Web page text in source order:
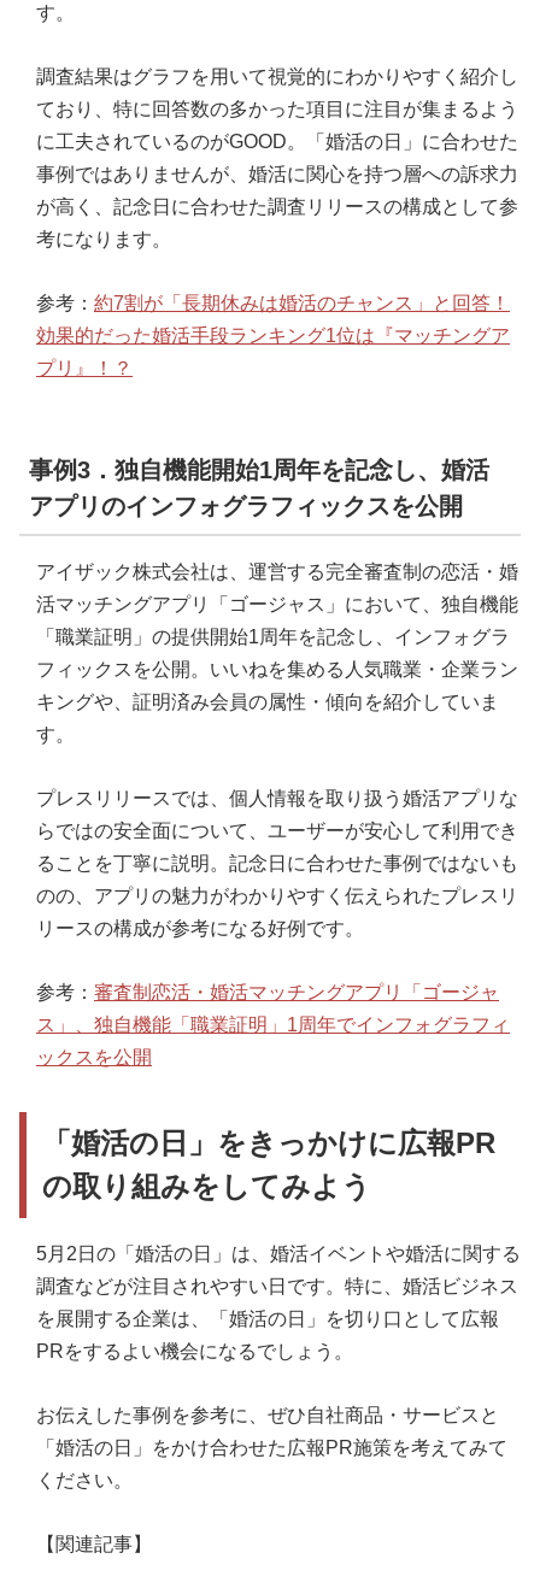
す。
調査結果はグラフを用いて視覚的にわかりやすく紹介し
ており、特に回答数の多かった項目に注目が集まるよう
に工夫されているのがGOOD。「婚活の日」に合わせた
事例ではありませんが、婚活に関心を持つ層への訴求力
が高く、記念日に合わせた調査リリースの構成として参
考になります。
参考： 約7割が「長期休みは婚活のチャンス」と回答！
効果的だった婚活手段ランキング1位は『マッチングア
プリ』！？
事例3．独自機能開始1周年を記念し、婚活
アプリのインフォグラフィックスを公開
アイザック株式会社は、運営する完全審査制の恋活・婚
活マッチングアプリ「ゴージャス」において、独自機能
「職業証明」の提供開始1周年を記念し、インフォグラ
フィックスを公開。いいねを集める人気職業・企業ラン
キングや、証明済み会員の属性・傾向を紹介していま
す。
プレスリリースでは、個人情報を取り扱う婚活アプリな
らではの安全面について、ユーザーが安心して利用でき
ることを丁寧に説明。記念日に合わせた事例ではないも
のの、アプリの魅力がわかりやすく伝えられたプレスリ
リースの構成が参考になる好例です。
参考： 審査制恋活・婚活マッチングアプリ「ゴージャ
ス」、独自機能「職業証明」1周年でインフォグラフィ
ックスを公開
「婚活の日」をきっかけに広報PR
の取り組みをしてみよう
5月2日の「婚活の日」は、婚活イベントや婚活に関する
調査などが注目されやすい日です。特に、婚活ビジネス
を展開する企業は、「婚活の日」を切り口として広報
PRをするよい機会になるでしょう。
お伝えした事例を参考に、ぜひ自社商品・サービスと
「婚活の日」をかけ合わせた広報PR施策を考えてみて
ください。
【関連記事】